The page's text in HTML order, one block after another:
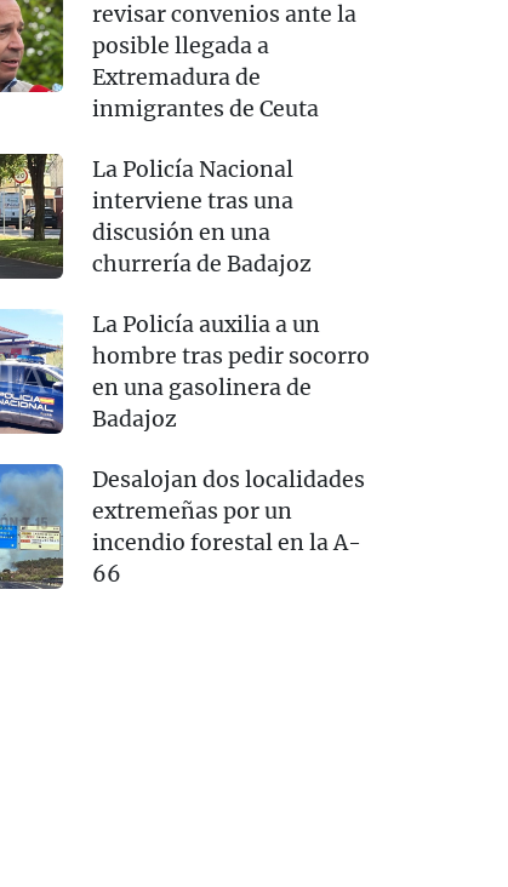
revisar convenios ante la
posible llegada a
Extremadura de
inmigrantes de Ceuta
La Policía Nacional
interviene tras una
discusión en una
churrería de Badajoz
La Policía auxilia a un
hombre tras pedir socorro
en una gasolinera de
Badajoz
Desalojan dos localidades
extremeñas por un
incendio forestal en la A-
66